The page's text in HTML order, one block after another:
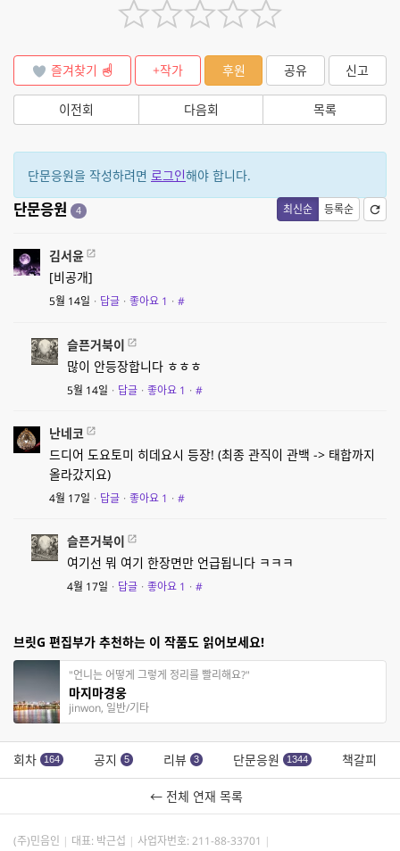
즐겨찾기 +작가 후원 공유 신고
이전회 다음회 목록
단문응원을 작성하려면 로그인해야 합니다.
최신순 등록순
단문응원 4
김서윤
[비공개]
5월 14일 · 답글 · 좋아요 1 · #
슬픈거북이
많이 안등장합니다 ㅎㅎㅎ
5월 14일 · 답글 · 좋아요 1 · #
난네코
드디어 도요토미 히데요시 등장! (최종 관직이 관백 -> 태합까지
올라갔지요)
4월 17일 · 답글 · 좋아요 1 · #
슬픈거북이
여기선 뭐 여기 한장면만 언급됩니다 ㅋㅋㅋ
4월 17일 · 답글 · 좋아요 1 · #
브릿G 편집부가 추천하는 이 작품도 읽어보세요!
"언니는 어떻게 그렇게 정리를 빨리해요?"
마지마경웅
jinwon, 일반/기타
회차 164 공지 5 리뷰 3 단문응원 1344 책갈피
← 전체 연재 목록
(주)민음인 대표: 박근섭 사업자번호: 211-88-33701